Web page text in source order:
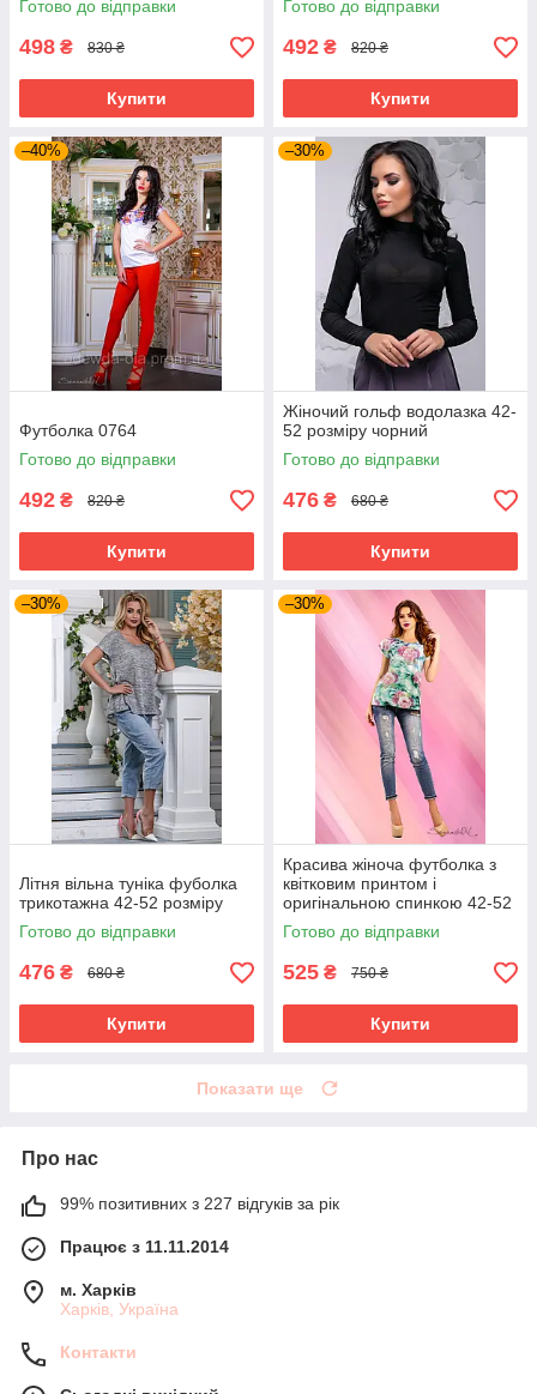
Готово до відправки
498 ₴ 830 ₴
Купити
Готово до відправки
492 ₴ 820 ₴
Купити
–40%
Футболка 0764
Готово до відправки
492 ₴ 820 ₴
Купити
–30%
Жіночий гольф водолазка 42-
52 розміру чорний
Готово до відправки
476 ₴ 680 ₴
Купити
–30%
Літня вільна туніка фуболка
трикотажна 42-52 розміру
Готово до відправки
476 ₴ 680 ₴
Купити
–30%
Красива жіноча футболка з
квітковим принтом і
оригінальною спинкою 42-52
розміри
Готово до відправки
525 ₴ 750 ₴
Купити
Показати ще
Про нас
99% позитивних з 227 відгуків за рік
Працює з 11.11.2014
м. Харків
Харків, Україна
Контакти